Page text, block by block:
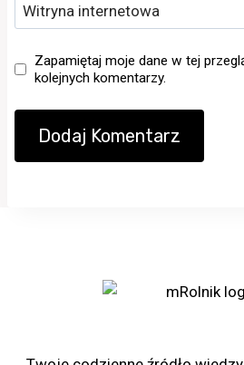
Witryna internetowa
Zapamiętaj moje dane w tej
kolejnych komentarzy.